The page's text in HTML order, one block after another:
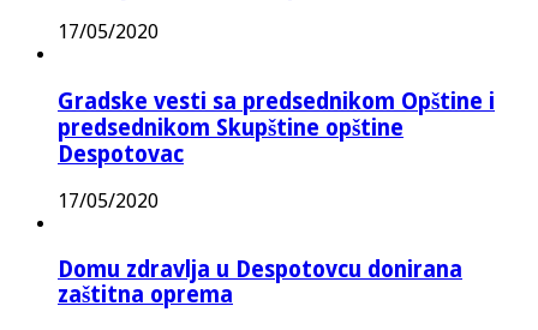
17/05/2020
Gradske vesti sa predsednikom Opštine i
predsednikom Skupštine opštine
Despotovac
17/05/2020
Domu zdravlja u Despotovcu donirana
zaštitna oprema